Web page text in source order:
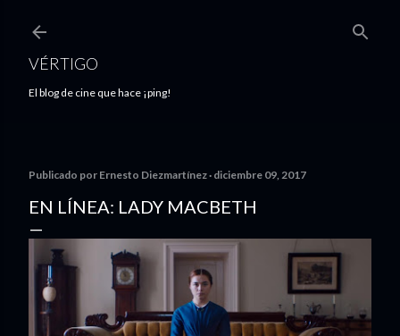
VÉRTIGO
El blog de cine que hace ¡ping!
Publicado por Ernesto Diezmartínez diciembre 09, 2017
EN LÍNEA: LADY MACBETH